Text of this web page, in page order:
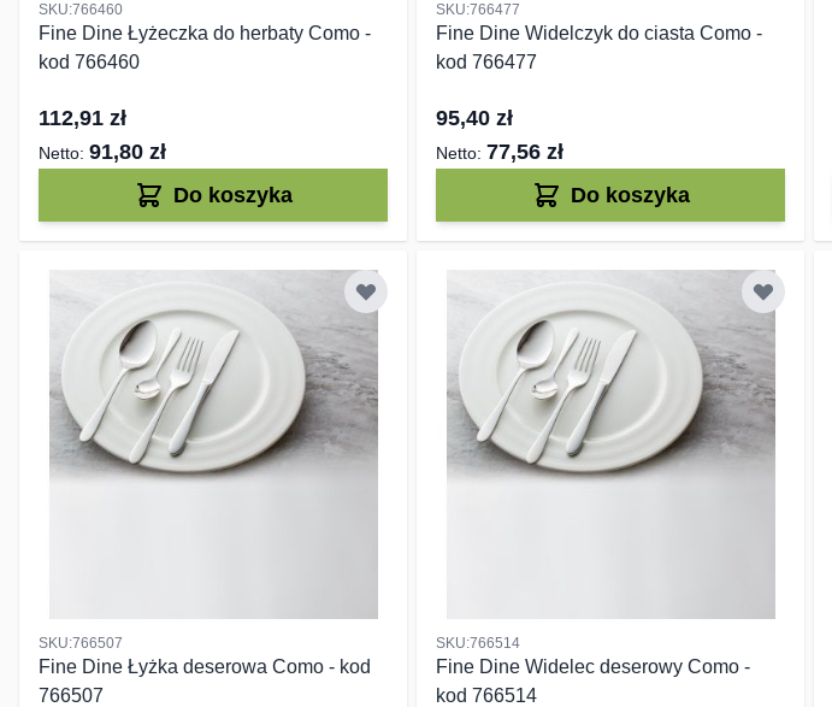
SKU:766460
Fine Dine Łyżeczka do herbaty Como -
kod 766460
112,91 zł
91,80 zł
Do koszyka
SKU:766477
Fine Dine Widelczyk do ciasta Como -
kod 766477
95,40 zł
77,56 zł
Do koszyka
SKU:766507
Fine Dine Łyżka deserowa Como - kod
766507
SKU:766514
Fine Dine Widelec deserowy Como -
kod 766514